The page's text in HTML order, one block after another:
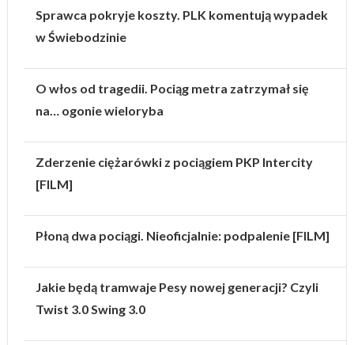
Sprawca pokryje koszty. PLK komentują wypadek
w Świebodzinie
O włos od tragedii. Pociąg metra zatrzymał się
na… ogonie wieloryba
Zderzenie ciężarówki z pociągiem PKP Intercity
[FILM]
Płoną dwa pociągi. Nieoficjalnie: podpalenie [FILM]
Jakie będą tramwaje Pesy nowej generacji? Czyli
Twist 3.0 Swing 3.0